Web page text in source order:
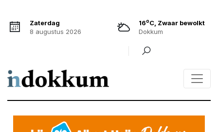
Zaterdag
8 augustus 2026
16oC, Zwaar bewolkt
Dokkum